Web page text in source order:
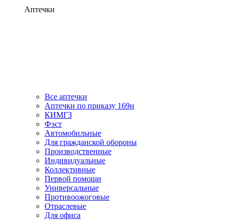
Аптечки
Все аптечки
Аптечки по приказу 169н
КИМГЗ
Фэст
Автомобильные
Для гражданской обороны
Производственные
Индивидуальные
Коллективные
Первой помощи
Универсальные
Противоожоговые
Отраслевые
Для офиса